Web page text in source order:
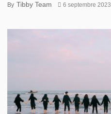
By Tibby Team 6 septembre 2023